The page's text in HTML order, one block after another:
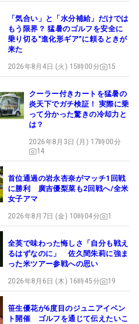
「気合い」と「水分補給」だけでは
もう限界？ 猛暑のゴルフを安全に
乗り切る“進化形ギア”に頼るときが
来た
2026年8月4日 (火) 15時00分 15
クーラー付きカートを猛暑の
炎天下でガチ検証！ 実際に乗
って分かった驚きの冷却力と
は？
2026年8月3日 (月) 17時00分
14
首位通過の岩永杏奈がマッチ1回戦
に勝利 廣吉優梨菜も2回戦へ/全米
女子アマ
2026年8月7日 (金) 10時04分 1
全英で味わった悔しさ「自分も戦え
るはずなのに」 佐久間朱莉に強ま
った米ツアー参戦への思い
2026年8月6日 (木) 16時45分 19
笹生優花が6度目のジュニアイベン
ト開催 ゴルフを通じて伝えたいこ